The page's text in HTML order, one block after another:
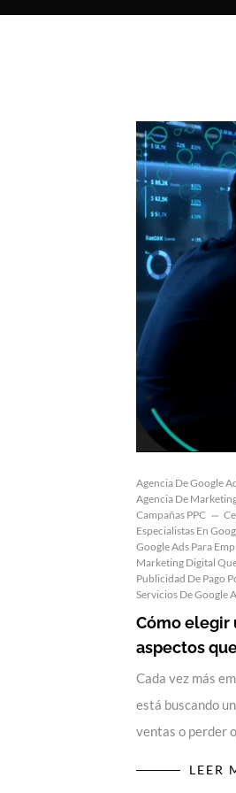
Agencia De Google
Agencia De
Campañas PPC
Especialistas En
Google Ads Para
Marketing Digital
Publicidad De Pago
Servicios De Google
Cómo elegir
aspectos
Cada vez más
está buscando
ventas o perder
LEER